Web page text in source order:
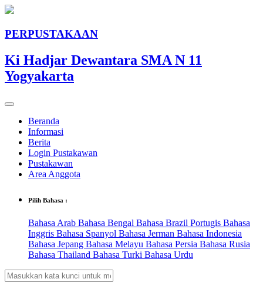
PERPUSTAKAAN
Ki Hadjar Dewantara SMA N 11
Yogyakarta
Beranda
Informasi
Berita
Login Pustakawan
Pustakawan
Area Anggota
Pilih Bahasa :
Bahasa Arab Bahasa Bengal Bahasa Brazil Portugis Bahasa
Inggris Bahasa Spanyol Bahasa Jerman Bahasa Indonesia
Bahasa Jepang Bahasa Melayu Bahasa Persia Bahasa Rusia
Bahasa Thailand Bahasa Turki Bahasa Urdu